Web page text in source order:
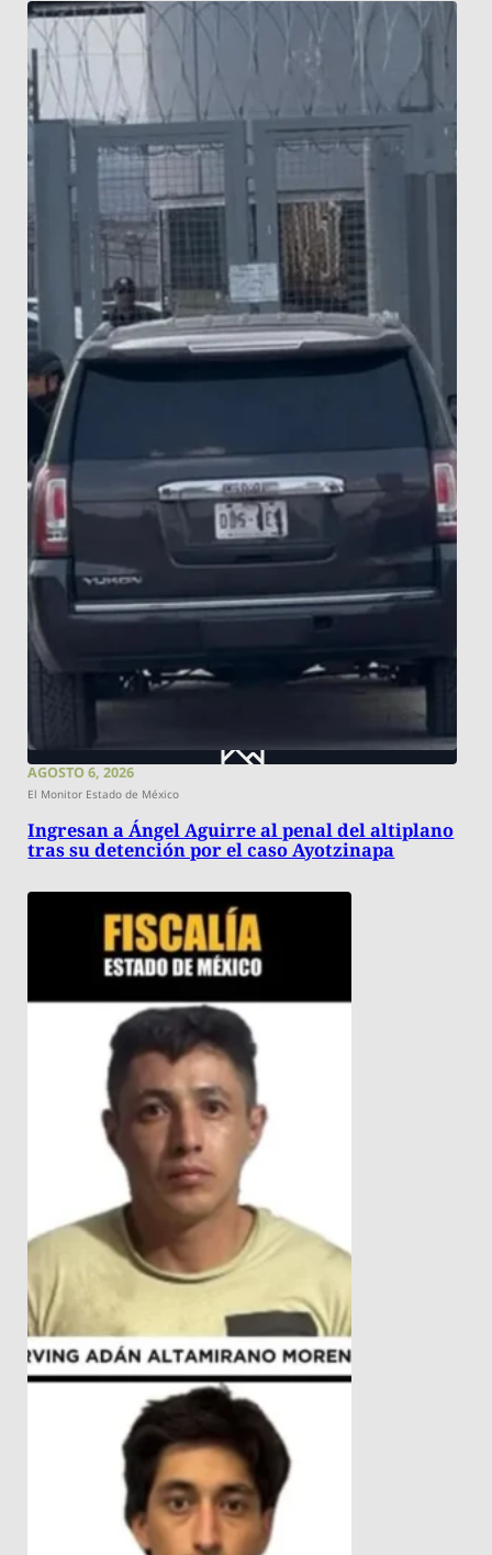
AGOSTO 6, 2026
El Monitor Estado de México
Ingresan a Ángel Aguirre al penal del altiplano
tras su detención por el caso Ayotzinapa